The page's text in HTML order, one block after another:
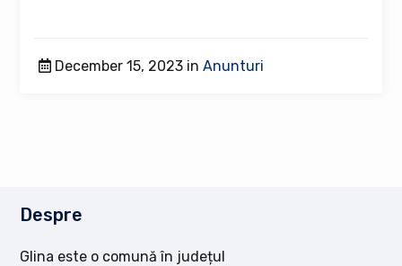
December 15, 2023 inAnunturi
Despre
Glina este o comună în județul